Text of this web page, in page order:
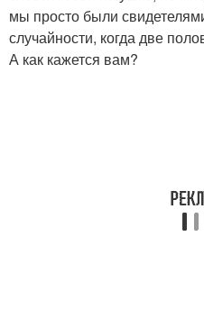
мы просто были
случайности, когда две
А как кажется вам?